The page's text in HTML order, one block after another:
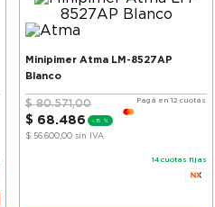
Minipimer Atma LM-8527AP
Blanco
$ 80.571,00
$ 68.486 -15 %
$ 56.600,00 sin IVA
Pagá en 12 cuotas
14 cuotas fijas